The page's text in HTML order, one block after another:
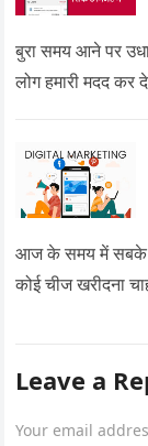
बुरा समय आने पर
लोग हमारी मदद
आज के समय में सबके
कोई चीज खरीदना
Leave a
Your email